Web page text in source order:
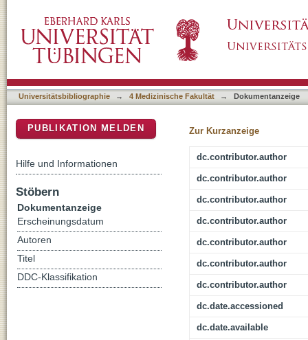
Universitätsbibliographie → 4 Medizinische Fakultät → Dokumentanzeige
Zur Kurzanzeige
dc.contributor.author
dc.contributor.author
dc.contributor.author
dc.contributor.author
dc.contributor.author
dc.contributor.author
dc.contributor.author
dc.date.accessioned
dc.date.available
PUBLIKATION MELDEN
Hilfe und Informationen
Stöbern
Dokumentanzeige
Erscheinungsdatum
Autoren
Titel
DDC-Klassifikation